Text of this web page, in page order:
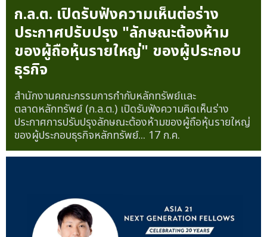
ก.ล.ต. เปิดรับฟังความเห็นต่อร่าง
ประกาศปรับปรุง "ลักษณะต้องห้าม
ของผู้ถือหุ้นรายใหญ่" ของผู้ประกอบ
ธุรกิจ
สำนักงานคณะกรรมการกำกับหลักทรัพย์และ
ตลาดหลักทรัพย์ (ก.ล.ต.) เปิดรับฟังความคิดเห็นร่าง
ประกาศการปรับปรุงลักษณะต้องห้ามของผู้ถือหุ้นรายใหญ่
ของผู้ประกอบธุรกิจหลักทรัพย์... 17 ก.ค.